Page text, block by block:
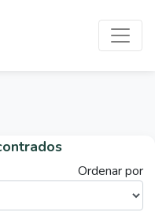
Ordenar por